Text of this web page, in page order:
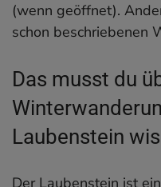
(wenn geöffnet).
schon beschriebenen
Das musst du
Laubenstein